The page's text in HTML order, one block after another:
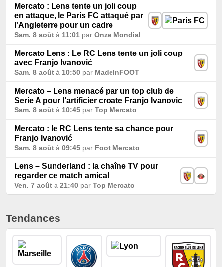
Mercato : Lens tente un joli coup
en attaque, le Paris FC attaqué par
l'Angleterre pour un cadre
Sam. 8 août à 11:01 par Onze Mondial
Mercato Lens : Le RC Lens tente un joli coup
avec Franjo Ivanović
Sam. 8 août à 10:50 par MadeInFOOT
Mercato – Lens menacé par un top club de
Serie A pour l’artificier croate Franjo Ivanovic
Sam. 8 août à 10:45 par Top Mercato
Mercato : le RC Lens tente sa chance pour
Franjo Ivanović
Sam. 8 août à 09:45 par Foot Mercato
Lens – Sunderland : la chaîne TV pour
regarder ce match amical
Ven. 7 août à 21:40 par Top Mercato
Tendances